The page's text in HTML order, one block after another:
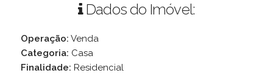
Dados do Imóvel:
Operação: Venda
Categoria: Casa
Finalidade: Residencial